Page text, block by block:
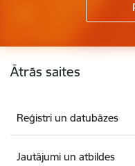
Kājene
Ātrās saites
Reģistri un datubāzes
Jautājumi un atbildes